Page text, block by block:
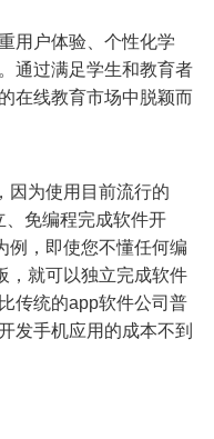
用户体验、个性化学
通过满足学生和教育者
在线教育市场中脱颖而
因为使用目前流行的
、免编程完成软件开
例，即使您不懂任何编
，就可以独立完成软件
传统的app软件公司普
发手机应用的成本不到